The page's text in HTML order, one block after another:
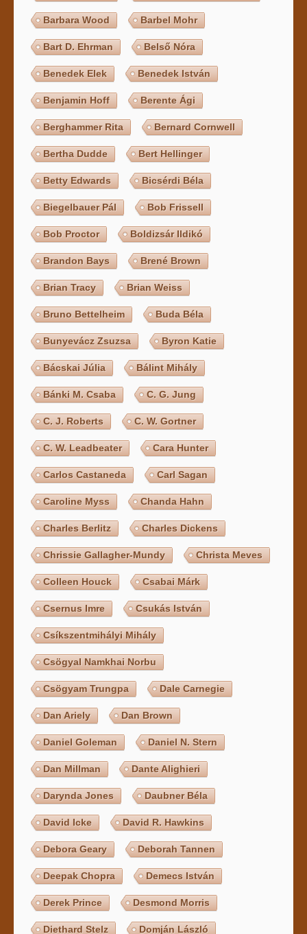
Barbara Wood Barbel Mohr
Bart D. Ehrman Belső Nóra
Benedek Elek Benedek István
Benjamin Hoff Berente Ági
Berghammer Rita Bernard Cornwell
Bertha Dudde Bert Hellinger
Betty Edwards Bicsérdi Béla
Biegelbauer Pál Bob Frissell
Bob Proctor Boldizsár Ildikó
Brandon Bays Brené Brown
Brian Tracy Brian Weiss
Bruno Bettelheim Buda Béla
Bunyevácz Zsuzsa Byron Katie
Bácskai Júlia Bálint Mihály
Bánki M. Csaba C. G. Jung
C. J. Roberts C. W. Gortner
C. W. Leadbeater Cara Hunter
Carlos Castaneda Carl Sagan
Caroline Myss Chanda Hahn
Charles Berlitz Charles Dickens
Chrissie Gallagher-Mundy Christa Meves
Colleen Houck Csabai Márk
Csernus Imre Csukás István
Csíkszentmihályi Mihály
Csögyal Namkhai Norbu
Csögyam Trungpa Dale Carnegie
Dan Ariely Dan Brown
Daniel Goleman Daniel N. Stern
Dan Millman Dante Alighieri
Darynda Jones Daubner Béla
David Icke David R. Hawkins
Debora Geary Deborah Tannen
Deepak Chopra Demecs István
Derek Prince Desmond Morris
Diethard Stelz Domján László